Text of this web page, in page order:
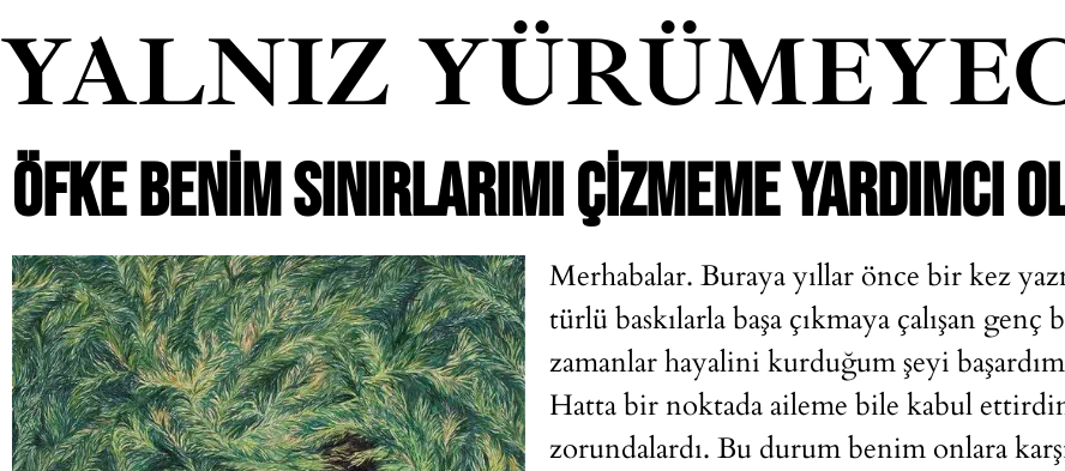
YALNIZ
ÖFKE BENIM SINIRLARIMI ÇIZMEME YARDIMCI
Merhabalar. Buraya yıllar önce bir kez
türlü baskılarla başa çıkmaya çalışan
zamanlar hayalini kurduğum şeyi
Hatta bir noktada aileme bile kabul
zorundalardı. Bu durum benim onlara